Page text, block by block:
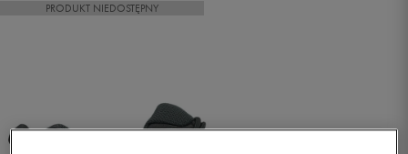
PRODUKT NIEDOSTĘPNY